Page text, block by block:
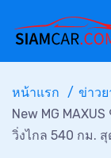
หน้าแรก ข่าว
New MG
วิ่งไกล 540 กม. สุ